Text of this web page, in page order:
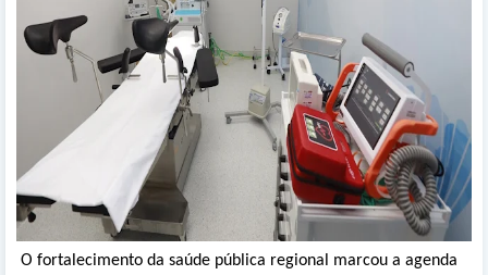
O fortalecimento da saúde pública regional marcou a agenda